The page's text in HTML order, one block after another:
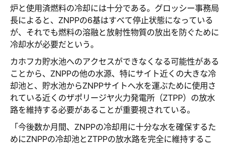
炉と使用済燃料の冷却には十分である。グロッシー事務局
長によると、ZNPPの6基はすべて停止状態になっている
が、それでも燃料の溶融と放射性物質の放出を防ぐために
冷却水が必要だという。
カホフカ貯水池へのアクセスができなくなる可能性がある
ことから、ZNPPの他の水源、特にサイト近くの大きな冷
却池と、貯水池からZNPPサイトへ水を運ぶために使用さ
れている近くのザポリージヤ火力発電所（ZTPP）の放水
路を維持する必要があることが重要視されている。
「今後数か月間、ZNPPの冷却用に十分な水を確保するた
めにZNPPの冷却池とZTPPの放水路を完全に維持するこ